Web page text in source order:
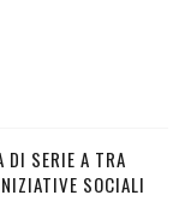
DI SERIE A TRA
SOCIALI